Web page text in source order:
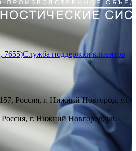
7655)Служба поддержки клиентов
Россия, г. Нижний Новгород, ул.
г. Нижний Новгород, ул.